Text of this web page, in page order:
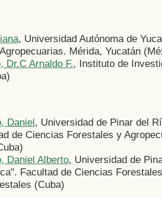
, Universidad Autónoma de
Mérida, Yucatán
Dr.C Arnaldo F., Instituto de
Daniel, Universidad de Pinar del
de Ciencias Forestales y
Daniel Alberto, Universidad de
Facultad de Ciencias
(Cuba)